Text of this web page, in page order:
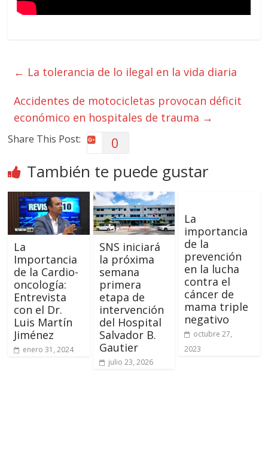
← La tolerancia de lo ilegal en la vida diaria
Accidentes de motocicletas provocan déficit
económico en hospitales de trauma →
Share This Post: 0
También te puede gustar
La
Importancia
de la Cardio-
oncología:
Entrevista
con el Dr.
Luis Martín
Jiménez
enero 31, 2024
SNS iniciará
la próxima
semana
primera
etapa de
intervención
del Hospital
Salvador B.
Gautier
julio 23, 2026
La
importancia
de la
prevención
en la lucha
contra el
cáncer de
mama triple
negativo
octubre 27,
2023